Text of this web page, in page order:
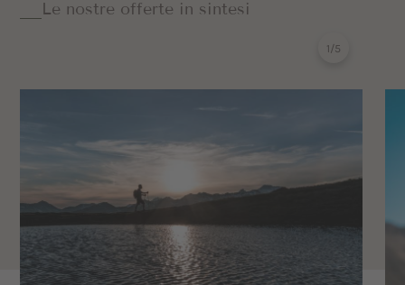
Le nostre offerte in sintesi
1 /5